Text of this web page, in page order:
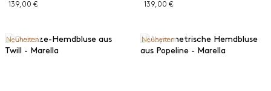
139,00 € 139,00 €
Neuheiten Neuheiten